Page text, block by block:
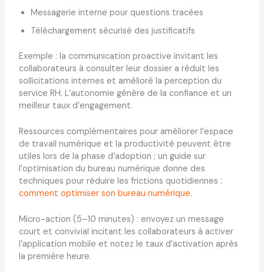
Messagerie interne pour questions tracées
Téléchargement sécurisé des justificatifs
Exemple : la communication proactive invitant les
collaborateurs à consulter leur dossier a réduit les
sollicitations internes et amélioré la perception du
service RH. L’autonomie génère de la confiance et un
meilleur taux d’engagement.
Ressources complémentaires pour améliorer l’espace
de travail numérique et la productivité peuvent être
utiles lors de la phase d’adoption ; un guide sur
l’optimisation du bureau numérique donne des
techniques pour réduire les frictions quotidiennes :
comment optimiser son bureau numérique.
Micro-action (5–10 minutes) : envoyez un message
court et convivial incitant les collaborateurs à activer
l’application mobile et notez le taux d’activation après
la première heure.